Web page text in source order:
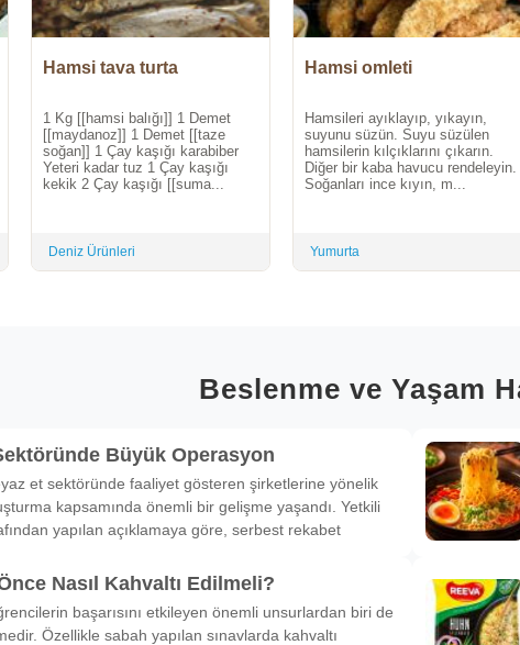
Hamsi tava turta
1 Kg [[hamsi balığı]] 1 Demet
[[maydanoz]] 1 Demet [[taze
soğan]] 1 Çay kaşığı karabiber
Yeteri kadar tuz 1 Çay kaşığı
kekik 2 Çay kaşığı [[suma...
Deniz Ürünleri
Hamsi omleti
Hamsileri ayıklayıp, yıkayın,
suyunu süzün. Suyu süzülen
hamsilerin kılçıklarını çıkarın.
Diğer bir kaba havucu rendeleyin.
Soğanları ince kıyın, m...
Yumurta
Beslenme ve Yaşam
Büyük Operasyon
et sektöründe faaliyet gösteren şirketlerine yönelik
kapsamında önemli bir gelişme yaşandı. Yetkili
yapılan açıklamaya göre, serbest rekabet
Nasıl Kahvaltı Edilmeli?
başarısını etkileyen önemli unsurlardan biri de
Özellikle sabah yapılan sınavlarda kahvaltı